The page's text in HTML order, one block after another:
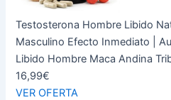
Testosterona Hombre Libido
Masculino Efecto Inmediato |
Libido Hombre Maca Andina
16,99€
VER OFERTA